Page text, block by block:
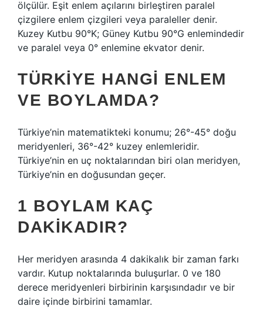
ölçülür. Eşit enlem açılarını birleştiren paralel
çizgilere enlem çizgileri veya paraleller denir.
Kuzey Kutbu 90°K; Güney Kutbu 90°G enlemindedir
ve paralel veya 0° enlemine ekvator denir.
TÜRKIYE HANGI ENLEM
VE BOYLAMDA?
Türkiye’nin matematikteki konumu; 26°-45° doğu
meridyenleri, 36°-42° kuzey enlemleridir.
Türkiye’nin en uç noktalarından biri olan meridyen,
Türkiye’nin en doğusundan geçer.
1 BOYLAM KAÇ
DAKIKADIR?
Her meridyen arasında 4 dakikalık bir zaman farkı
vardır. Kutup noktalarında buluşurlar. 0 ve 180
derece meridyenleri birbirinin karşısındadır ve bir
daire içinde birbirini tamamlar.